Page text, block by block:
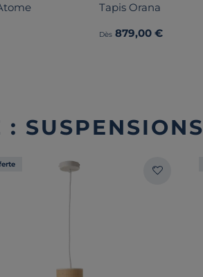
Tapis Orana
Dès 879,00 €
SUSPENSIONS